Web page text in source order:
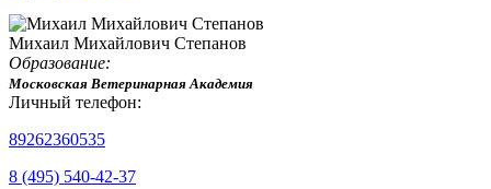
Михаил Михайлович Степанов
Образование:
Московская Ветеринарная Академия
Личный телефон:
89262360535
8 (495) 540-42-37